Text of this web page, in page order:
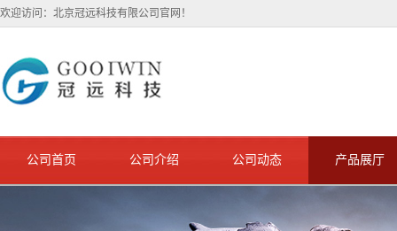
欢迎访问：北京冠远科技有限公司官网！
公司首页 公司介绍 公司动态 产品展厅